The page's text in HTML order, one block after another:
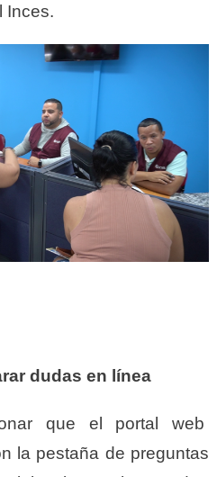
Inces.
dudas en línea
que el portal web
la pestaña de preguntas